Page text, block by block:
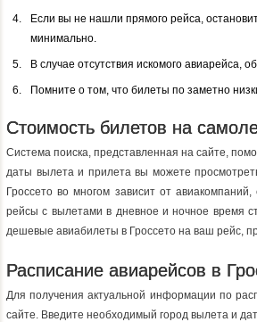
Если вы не нашли прямого рейса,
минимально.
В случае отсутствия искомого авиарейса,
Помните о том, что билеты по заметно
Стоимость билетов на
Система поиска, представленная на сайте,
даты вылета и прилета вы можете
Гроссето во многом зависит от
рейсы с вылетами в дневное и ночное время
дешевые авиабилеты в Гроссето на ваш рейс,
Расписание авиарейсов в
Для получения актуальной информации по
сайте. Введите необходимый город вылета и